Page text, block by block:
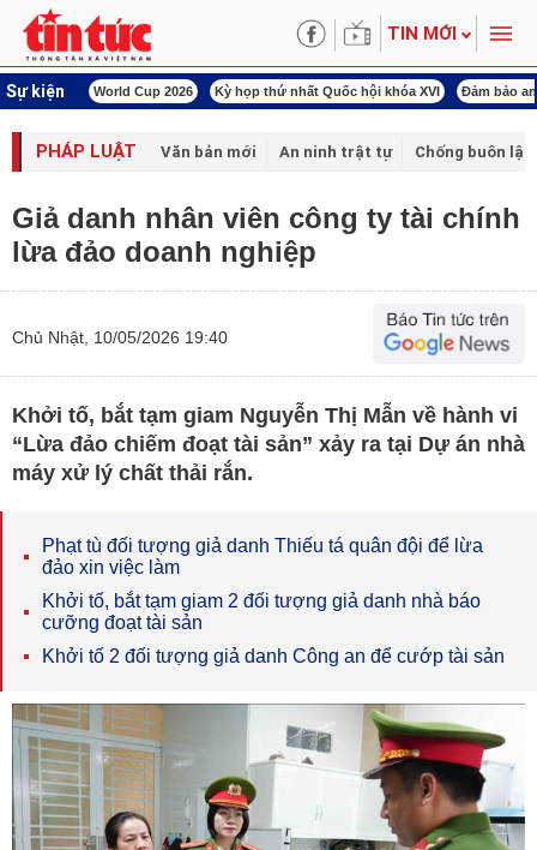
TIN MỚI
Sự kiện
Cup 2026 Kỳ họp thứ nhất Quốc hội khóa XVI Đảm bảo an ninh năng lượng
PHÁP LUẬT Văn bản mới An ninh trật tự Chống buôn
Giả danh nhân viên công ty tài chính
lừa đảo doanh nghiệp
Chủ Nhật, 10/05/2026 19:40
Khởi tố, bắt tạm giam Nguyễn Thị Mẫn về hành vi
“Lừa đảo chiếm đoạt tài sản” xảy ra tại Dự án nhà
máy xử lý chất thải rắn.
Phạt tù đối tượng giả danh Thiếu tá quân đội để lừa
đảo xin việc làm
Khởi tố, bắt tạm giam 2 đối tượng giả danh nhà báo
cưỡng đoạt tài sản
Khởi tố 2 đối tượng giả danh Công an để cướp tài sản